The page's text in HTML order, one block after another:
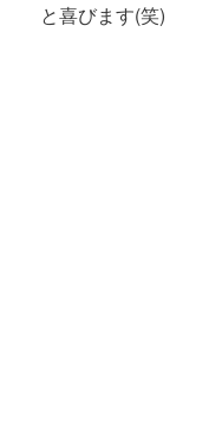
と喜びます(笑)